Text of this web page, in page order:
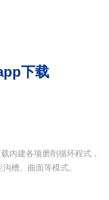
下载
建各项磨削循环程式，
槽、曲面等模式。